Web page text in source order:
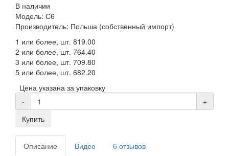
В наличии
Модель: С6
Производитель: Польша (собственный импорт)
1 или более, шт. 819.00
2 или более, шт. 764.40
3 или более, шт. 709.80
5 или более, шт. 682.20
Цена указана за упаковку
-
+
Купить
Описание Видео
6 отзывов